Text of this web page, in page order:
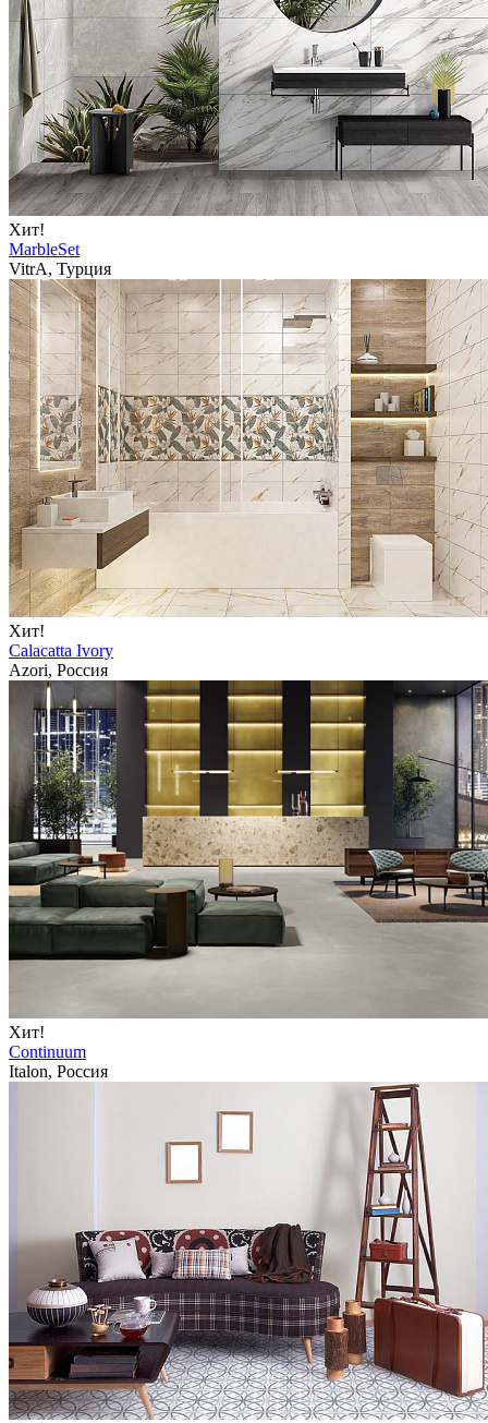
Хит!
MarbleSet
VitrA, Турция
Хит!
Calacatta Ivory
Azori, Россия
Хит!
Continuum
Italon, Россия